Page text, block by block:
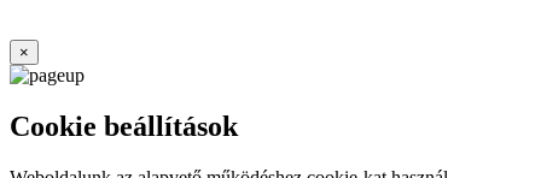
×
Cookie beállítások